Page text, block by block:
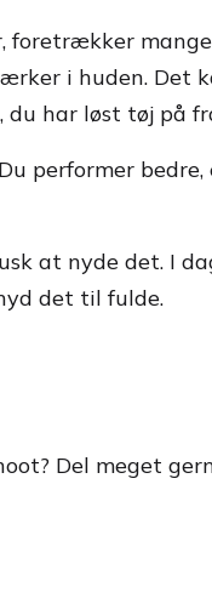
i huden. Det
har løst tøj på
performer
at nyde det. I
det til fulde.
Del meget